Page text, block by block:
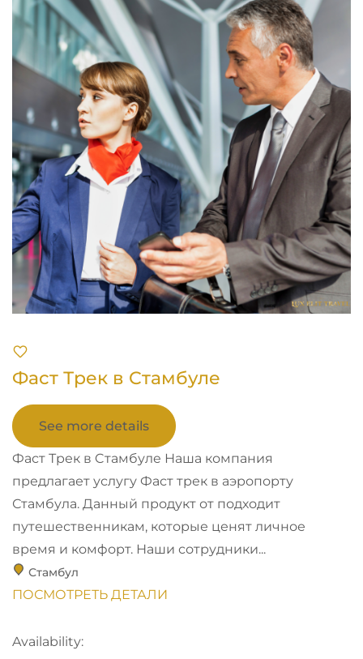
Фаст Трек в Cтамбулe
See more details
Фаст Трек в Cтамбулe Наша компания
предлагает услугу Фаст трек в аэропорту
Стамбулa. Данный продукт от подходит
путешественникам, которые ценят личное
время и комфорт. Наши сотрудники...
Стамбул
ПОСМОТРЕТЬ ДЕТАЛИ
Availability: